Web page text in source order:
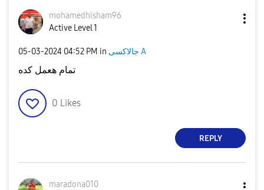
mohamedhisham96
Active Level 1
‎05-03-2024 04:52 PM in جالاكسى A
تمام هعمل كده
0 Likes
REPLY
maradona010